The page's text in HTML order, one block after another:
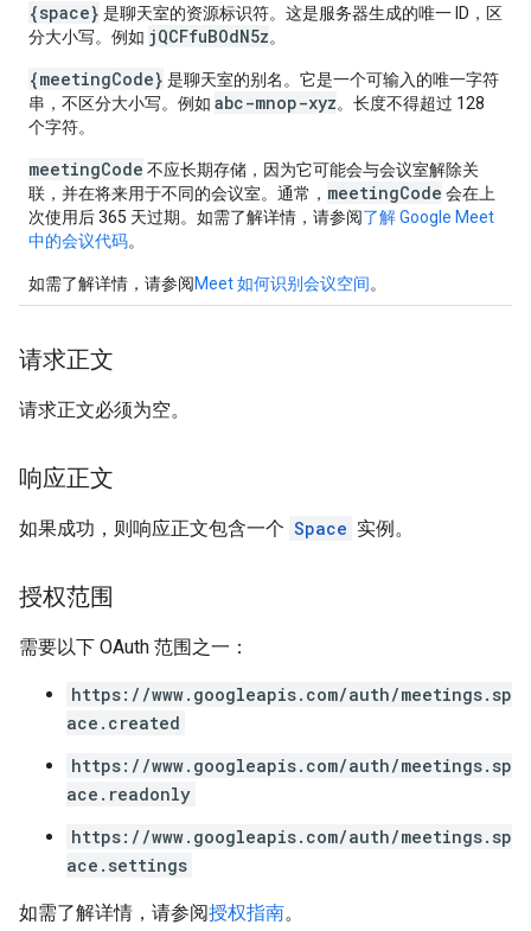
{space} 是聊天室的资源标识符。这是服务器生成的唯一 ID，区
分大小写。例如 jQCFfuBOdN5z。
{meetingCode} 是聊天室的别名。它是一个可输入的唯一字符
串，不区分大小写。例如 abc-mnop-xyz。长度不得超过 128
个字符。
meetingCode 不应长期存储，因为它可能会与会议室解除关
联，并在将来用于不同的会议室。通常， meetingCode 会在上
次使用后 365 天过期。如需了解详情，请参阅了解 Google Meet
中的会议代码。
如需了解详情，请参阅Meet 如何识别会议空间。
请求正文
请求正文必须为空。
响应正文
如果成功，则响应正文包含一个 Space 实例。
授权范围
需要以下 OAuth 范围之一：
https://www.googleapis.com/auth/meetings.sp
ace.created
https://www.googleapis.com/auth/meetings.sp
ace.readonly
https://www.googleapis.com/auth/meetings.sp
ace.settings
如需了解详情，请参阅授权指南。